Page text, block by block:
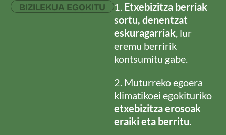
BIZILEKUA EGOKITU 1. Etxebizitza berriak
sortu, denentzat
eskuragarriak, lur
eremu berririk
kontsumitu gabe.
2. Muturreko egoera
klimatikoei egokituriko
etxebizitza erosoak
eraiki eta berritu.